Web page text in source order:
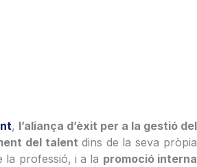
, l’aliança d’èxit per a la gestió del
del talent dins de la seva pròpia
la professió, i a la promoció interna